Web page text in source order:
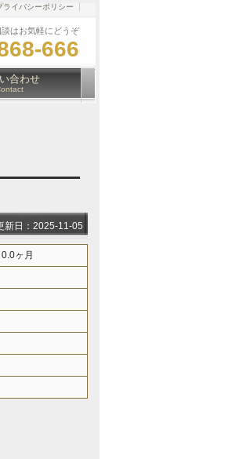
はお気軽にどうぞ
666
ライバシーポリシー
合わせ
新日：2025-11-05
ヶ月